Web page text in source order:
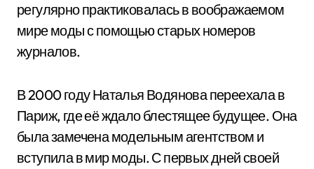
регулярно практиковалась в воображаемом
мире моды с помощью старых номеров
журналов.
В 2000 году Наталья Водянова переехала в
Париж, где её ждало блестящее будущее. Она
была замечена модельным агентством и
вступила в мир моды. С первых дней своей